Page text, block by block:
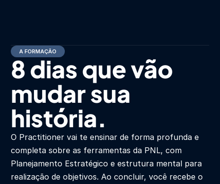
A FORMAÇÃO
8 dias que vão
mudar sua
história.
O Practitioner vai te ensinar de forma profunda e
completa sobre as ferramentas da PNL, com
Planejamento Estratégico e estrutura mental para
realização de objetivos. Ao concluir, você recebe o